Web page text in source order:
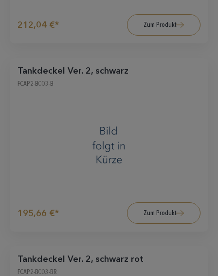
212,04 €* Zum Produkt
Tankdeckel Ver. 2, schwarz
FCAP2-B003-B
195,66 €* Zum Produkt
Tankdeckel Ver. 2, schwarz rot
FCAP2-B003-BR